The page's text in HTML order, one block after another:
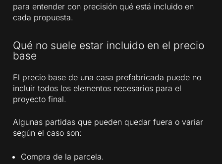
para entender con precisión qué está incluido en
cada propuesta.
Qué no suele estar incluido en el precio
base
El precio base de una casa prefabricada puede no
incluir todos los elementos necesarios para el
proyecto final.
Algunas partidas que pueden quedar fuera o variar
según el caso son:
Compra de la parcela.